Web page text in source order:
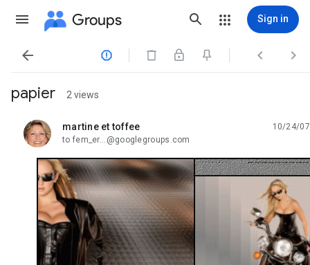
Groups Sign in
   
papier 2 views
martine et toffee
unread,
10/24/07
to fem_er...@googlegroups.com